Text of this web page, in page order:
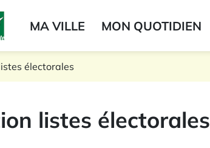
MA VILLE MON QUOTIDIEN
électorales
listes électorales